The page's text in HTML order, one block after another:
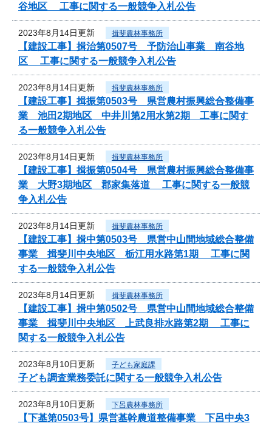
谷地区 工事に関する一般競争入札公告
2023年8月14日更新 揖斐農林事務所
【建設工事】揖治第0507号 予防治山事業 南谷地
区 工事に関する一般競争入札公告
2023年8月14日更新 揖斐農林事務所
【建設工事】揖振第0503号 県営農村振興総合整備事
業 池田2期地区 中井川第2用水第2期 工事に関す
る一般競争入札公告
2023年8月14日更新 揖斐農林事務所
【建設工事】揖振第0504号 県営農村振興総合整備事
業 大野3期地区 郡家集落道 工事に関する一般競
争入札公告
2023年8月14日更新 揖斐農林事務所
【建設工事】揖中第0503号 県営中山間地域総合整備
事業 揖斐川中央地区 栃江用水路第1期 工事に関
する一般競争入札公告
2023年8月14日更新 揖斐農林事務所
【建設工事】揖中第0502号 県営中山間地域総合整備
事業 揖斐川中央地区 上武良排水路第2期 工事に
関する一般競争入札公告
2023年8月10日更新 子ども家庭課
子ども調査業務委託に関する一般競争入札公告
2023年8月10日更新 下呂農林事務所
【下基第0503号】県営基幹農道整備事業 下呂中央3